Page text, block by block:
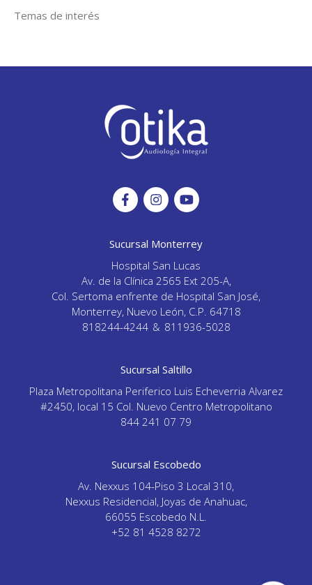
Temas de interés
Sucursal Monterrey
Hospital San Lucas
Av. de la Clínica 2565 Ext 205-A,
Col. Sertoma enfrente de Hospital San José,
Monterrey, Nuevo León, C.P. 64718
818244-4244 & 811936-5028
Sucursal Saltillo
Plaza Metropolitana Periferico Luis Echeverria Alvarez
#2450, local 15 Col. Nuevo Centro Metropolitano
844 241 07 79
Sucursal Escobedo
Av. Nexxus 104-Piso 3 Local 310,
Nexxus Residencial, Joyas de Anahuac,
66055 Escobedo N.L.
+52 81 4528 8272